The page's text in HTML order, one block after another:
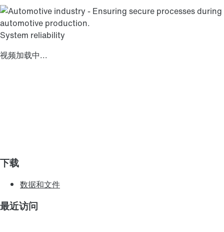
System reliability
视频加载中...
下载
数据和文件
最近访问